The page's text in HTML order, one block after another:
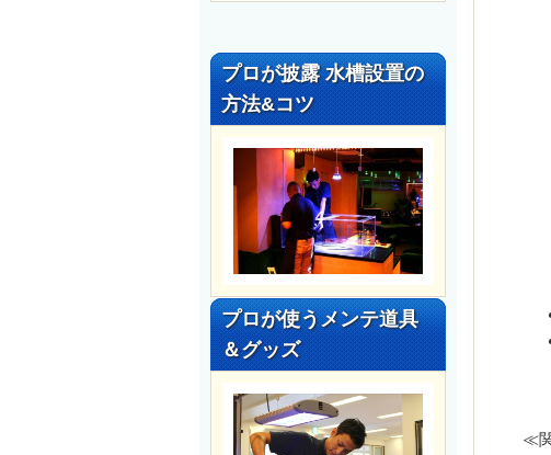
≪
プロが披露 水槽設置の
方法&コツ
プロが使うメンテ道具
＆グッズ